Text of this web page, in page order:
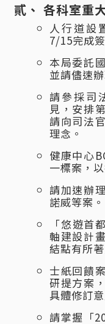
各科室重
人行道設
7/15完成
本局委託
並請儘速
請參採司
見，安排
請向司法
理念。
健康中心
一標案，
請加速辦
諾威等案。
「悠遊
軸建設計
結點有所著
士紙回饋
研提方案
具體修訂意
請掌握「